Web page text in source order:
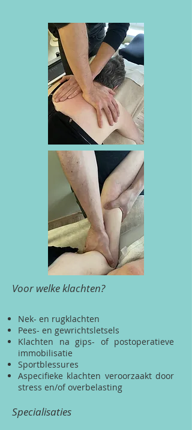
Voor welke klachten?
Nek- en rugklachten
Pees- en gewrichtsletsels
Klachten na gips- of postoperatieve
immobilisatie
Sportblessures
Aspecifieke klachten veroorzaakt door
stress en/of overbelasting
Specialisaties